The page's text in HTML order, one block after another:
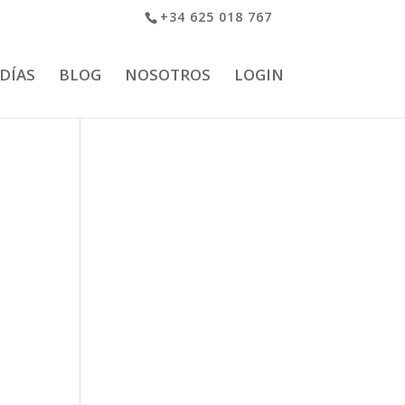
+34 625 018 767
BLOG NOSOTROS LOGIN